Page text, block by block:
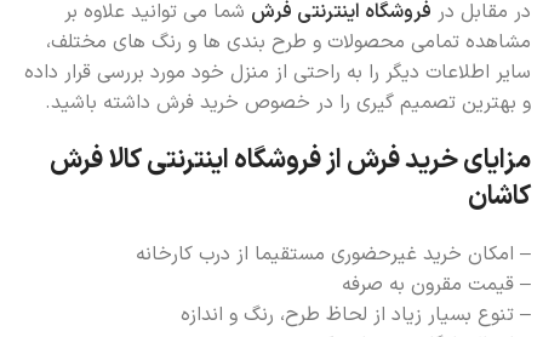
در مقابل در فروشگاه اینترنتی فرش شما می توانید علاوه بر
مشاهده تمامی محصولات و طرح بندی ها و رنگ های مختلف،
سایر اطلاعات دیگر را به راحتی از منزل خود مورد بررسی قرار داده
و بهترین تصمیم گیری را در خصوص خرید فرش داشته باشید.
مزایای خرید فرش از فروشگاه اینترنتی کالا فرش
کاشان
– امکان خرید غیرحضوری مستقیما از درب کارخانه
– قیمت مقرون به صرفه
– تنوع بسیار زیاد از لحاظ طرح، رنگ و اندازه